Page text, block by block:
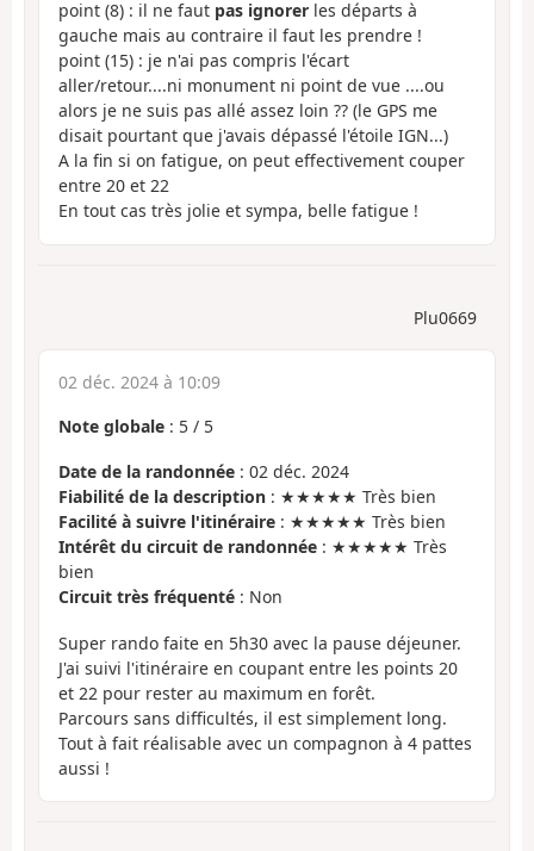
point (8) : il ne faut pas ignorer les départs à
gauche mais au contraire il faut les prendre !
point (15) : je n'ai pas compris l'écart
aller/retour....ni monument ni point de vue ....ou
alors je ne suis pas allé assez loin ?? (le GPS me
disait pourtant que j'avais dépassé l'étoile IGN...)
A la fin si on fatigue, on peut effectivement couper
entre 20 et 22
En tout cas très jolie et sympa, belle fatigue !
Plu0669
02 déc. 2024 à 10:09
Note globale : 5 / 5
Date de la randonnée : 02 déc. 2024
Fiabilité de la description : ★★★★★ Très bien
Facilité à suivre l'itinéraire : ★★★★★ Très bien
Intérêt du circuit de randonnée : ★★★★★ Très
bien
Circuit très fréquenté : Non
Super rando faite en 5h30 avec la pause déjeuner.
J'ai suivi l'itinéraire en coupant entre les points 20
et 22 pour rester au maximum en forêt.
Parcours sans difficultés, il est simplement long.
Tout à fait réalisable avec un compagnon à 4 pattes
aussi !